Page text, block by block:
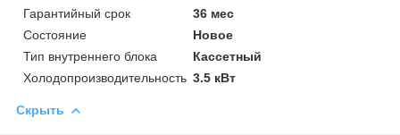
Гарантийный срок
36 мес
Состояние
Новое
Тип внутреннего блока
Кассетный
Холодопроизводительность 3.5 кВт
Скрыть